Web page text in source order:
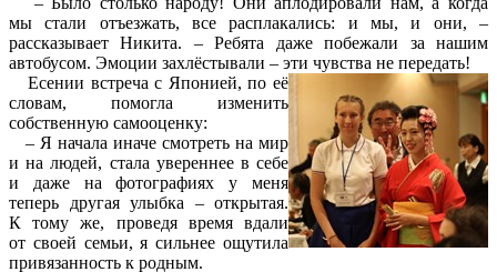
мы стали отъезжать, все расплакались: и мы, и они, –
рассказывает Никита. – Ребята даже побежали за нашим
автобусом. Эмоции захлёстывали – эти чувства не передать!
Есении встреча с Японией, по её
словам, помогла изменить
собственную самооценку:
– Я начала иначе смотреть на мир
и на людей, стала увереннее в себе
и даже на фотографиях у меня
теперь другая улыбка – открытая.
К тому же, проведя время вдали
от своей семьи, я сильнее ощутила
привязанность к родным.